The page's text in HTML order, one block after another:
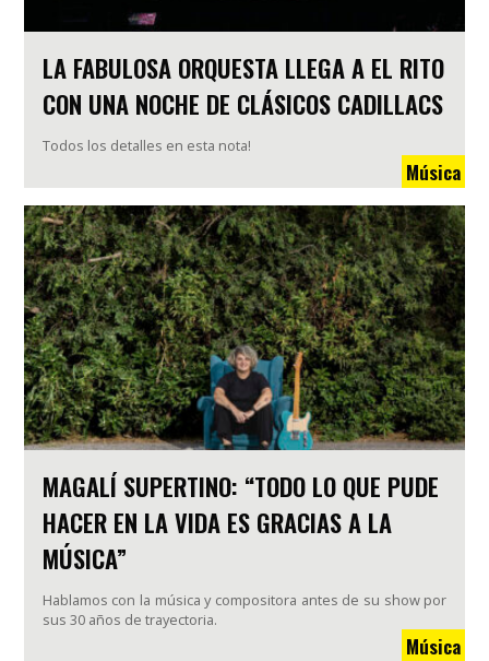
LA FABULOSA ORQUESTA LLEGA A EL RITO
CON UNA NOCHE DE CLÁSICOS CADILLACS
Todos los detalles en esta nota!
Música
MAGALÍ SUPERTINO: “TODO LO QUE PUDE
HACER EN LA VIDA ES GRACIAS A LA
MÚSICA”
Hablamos con la música y compositora antes de su show por
sus 30 años de trayectoria.
Música